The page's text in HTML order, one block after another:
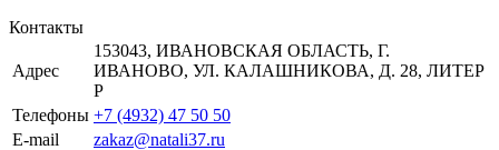
Контакты
Адрес
153043, ИВАНОВСКАЯ ОБЛАСТЬ, Г.
ИВАНОВО, УЛ. КАЛАШНИКОВА, Д. 28, ЛИТЕР
Р
Телефоны +7 (4932) 47 50 50
E-mail
zakaz@natali37.ru